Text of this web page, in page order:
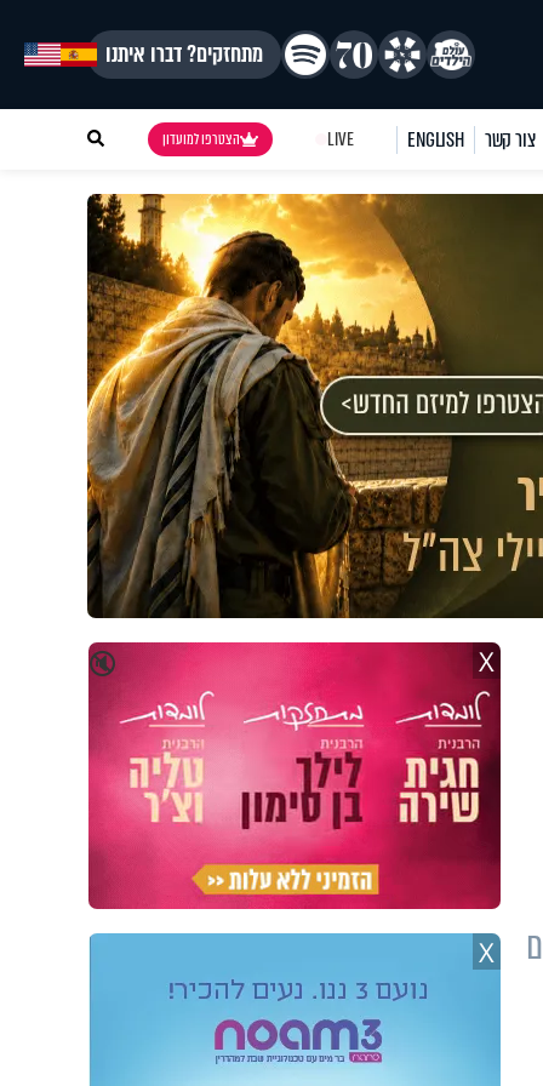
מתחזקים? דברו איתנו
צור קשר ENGLISH
LIVE הצטרפו למועדון
🔇 X
X